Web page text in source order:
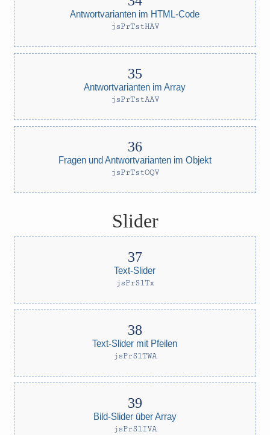
Antwortvarianten im HTML-Code
jsPrTstHAV
Antwortvarianten im Array
jsPrTstAAV
Fragen und Antwortvarianten im Objekt
jsPrTstOQV
Slider
Text-Slider
jsPrSlTx
Text-Slider mit Pfeilen
jsPrSlTWA
Bild-Slider über Array
jsPrSlIVA